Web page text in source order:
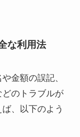
な利用法
金額の誤記、
のトラブルが
、以下のよう